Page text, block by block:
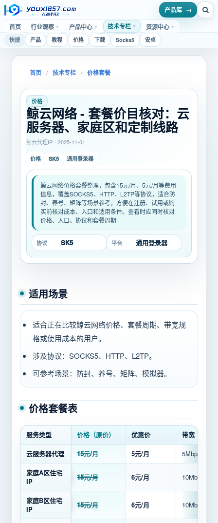
首页 行业观察 ▼ 产品中心 ▼ 技术专栏 ▼ 资源中心 ▼
产品库
快捷 产品 教程 价格 下载 Socks5 安卓
首页 / 技术专栏 / 价格套餐
价格
鲸云网络 - 套餐价目核对：云
服务器、家庭区和定制线路
鲸云代理IP 2025-11-01
价格 SK5 通用登录器
鲸云网络价格套餐整理，包含15元/月、5元/月等费用
信息，覆盖SOCKS5、HTTP、L2TP等协议，适合防
封、养号、矩阵等场景参考，方便在注册、试用或购
买前核对成本、入口和适用条件。查看时应同时核对
价格、入口、协议和套餐周期
协议 SK5 平台 通用登录器
适用场景
适合正在比较鲸云网络价格、套餐周期、带宽规
格或使用成本的用户。
涉及协议：SOCKS5、HTTP、L2TP。
可参考场景：防封、养号、矩阵、模拟器。
价格套餐表
服务类型 价格（原价） 优惠价 带宽
云服务器代理 15元/月 5元/月 5Mbps
家庭A区住宅
IP
15元/月 6元/月 10Mbps
家庭B区住宅
IP
15元/月 6元/月 10Mbps